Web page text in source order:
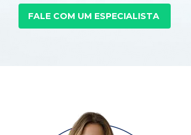
FALE COM UM ESPECIALISTA